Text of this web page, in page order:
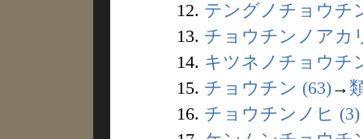
12. テングノチョウチ
13. チョウチンノアカ
14. キツネノチョウチ
15. チョウチン (63)→
16. チョウチンノヒ (3)